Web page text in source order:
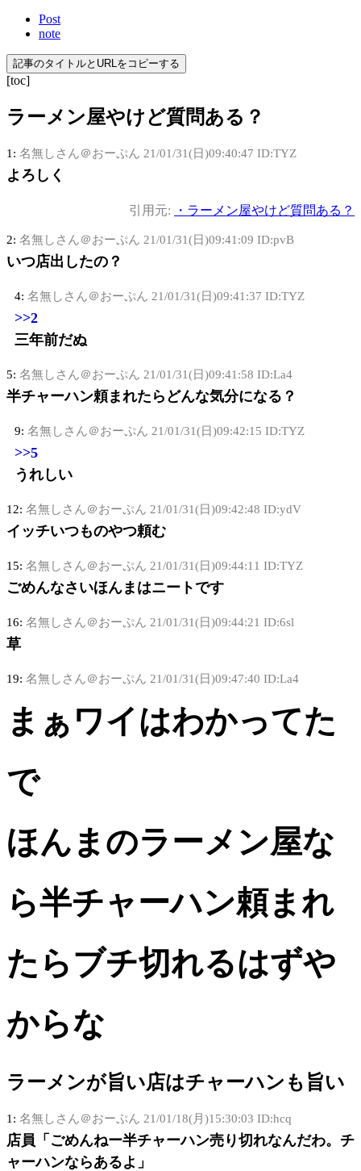
Post
note
記事のタイトルとURLをコピーする
[toc]
ラーメン屋やけど質問ある？
1: 名無しさん＠おーぷん 21/01/31(日)09:40:47 ID:TYZ
よろしく
引用元: ・ラーメン屋やけど質問ある？
2: 名無しさん＠おーぷん 21/01/31(日)09:41:09 ID:pvB
いつ店出したの？
4: 名無しさん＠おーぷん 21/01/31(日)09:41:37 ID:TYZ
>>2
三年前だぬ
5: 名無しさん＠おーぷん 21/01/31(日)09:41:58 ID:La4
半チャーハン頼まれたらどんな気分になる？
9: 名無しさん＠おーぷん 21/01/31(日)09:42:15 ID:TYZ
>>5
うれしい
12: 名無しさん＠おーぷん 21/01/31(日)09:42:48 ID:ydV
イッチいつものやつ頼む
15: 名無しさん＠おーぷん 21/01/31(日)09:44:11 ID:TYZ
ごめんなさいほんまはニートです
16: 名無しさん＠おーぷん 21/01/31(日)09:44:21 ID:6sl
草
19: 名無しさん＠おーぷん 21/01/31(日)09:47:40 ID:La4
まぁワイはわかってた
で
ほんまのラーメン屋な
ら半チャーハン頼まれ
たらブチ切れるはずや
からな
ラーメンが旨い店はチャーハンも旨い
1: 名無しさん＠おーぷん 21/01/18(月)15:30:03 ID:hcq
店員「ごめんねー半チャーハン売り切れなんだわ。チ
ャーハンならあるよ」